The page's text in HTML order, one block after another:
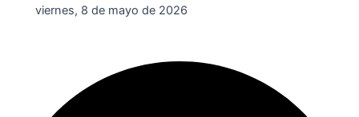
viernes, 8 de mayo de 2026